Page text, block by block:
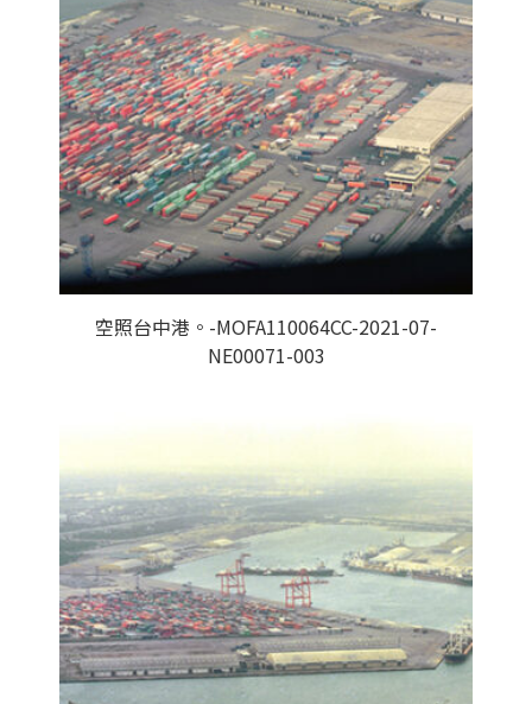
空照台中港。-MOFA110064CC-2021-07-
NE00071-003